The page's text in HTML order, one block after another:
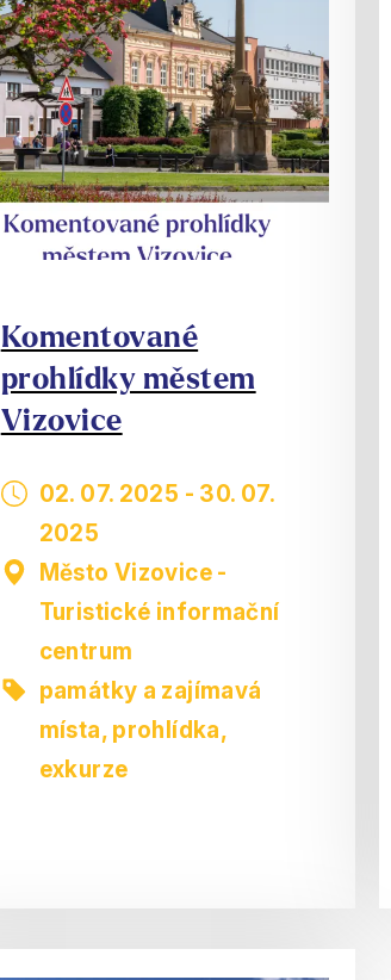
Komentované
prohlídky městem
Vizovice
02. 07. 2025 - 30. 07.
2025
Město Vizovice -
Turistické informační
centrum
památky a zajímavá
místa, prohlídka,
exkurze